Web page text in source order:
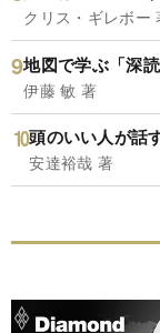
クリス・ギレボー
地図で学ぶ「深
伊藤 敏 著
頭のいい人が話
安達裕哉 著